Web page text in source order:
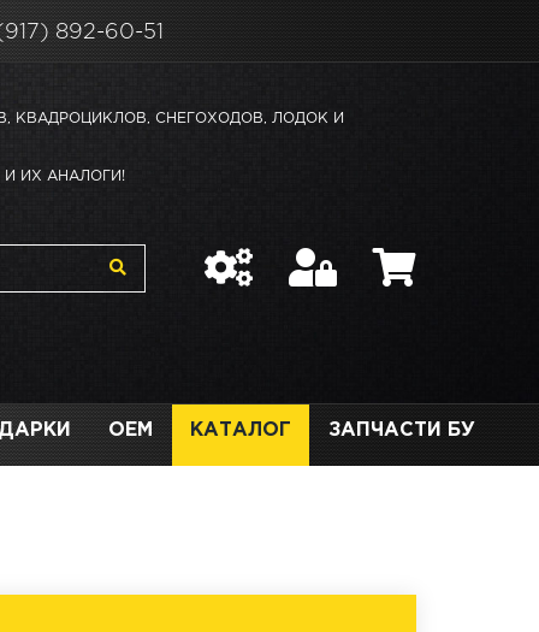
892-60-51
КВАДРОЦИКЛОВ, СНЕГОХОДОВ, ЛОДОК И
ИХ АНАЛОГИ!
OEM КАТАЛОГ ЗАПЧАСТИ БУ